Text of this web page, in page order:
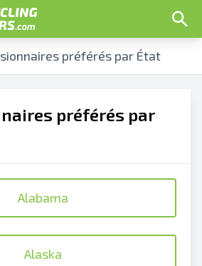
préférés par État
préférés par
Alabama
Alaska